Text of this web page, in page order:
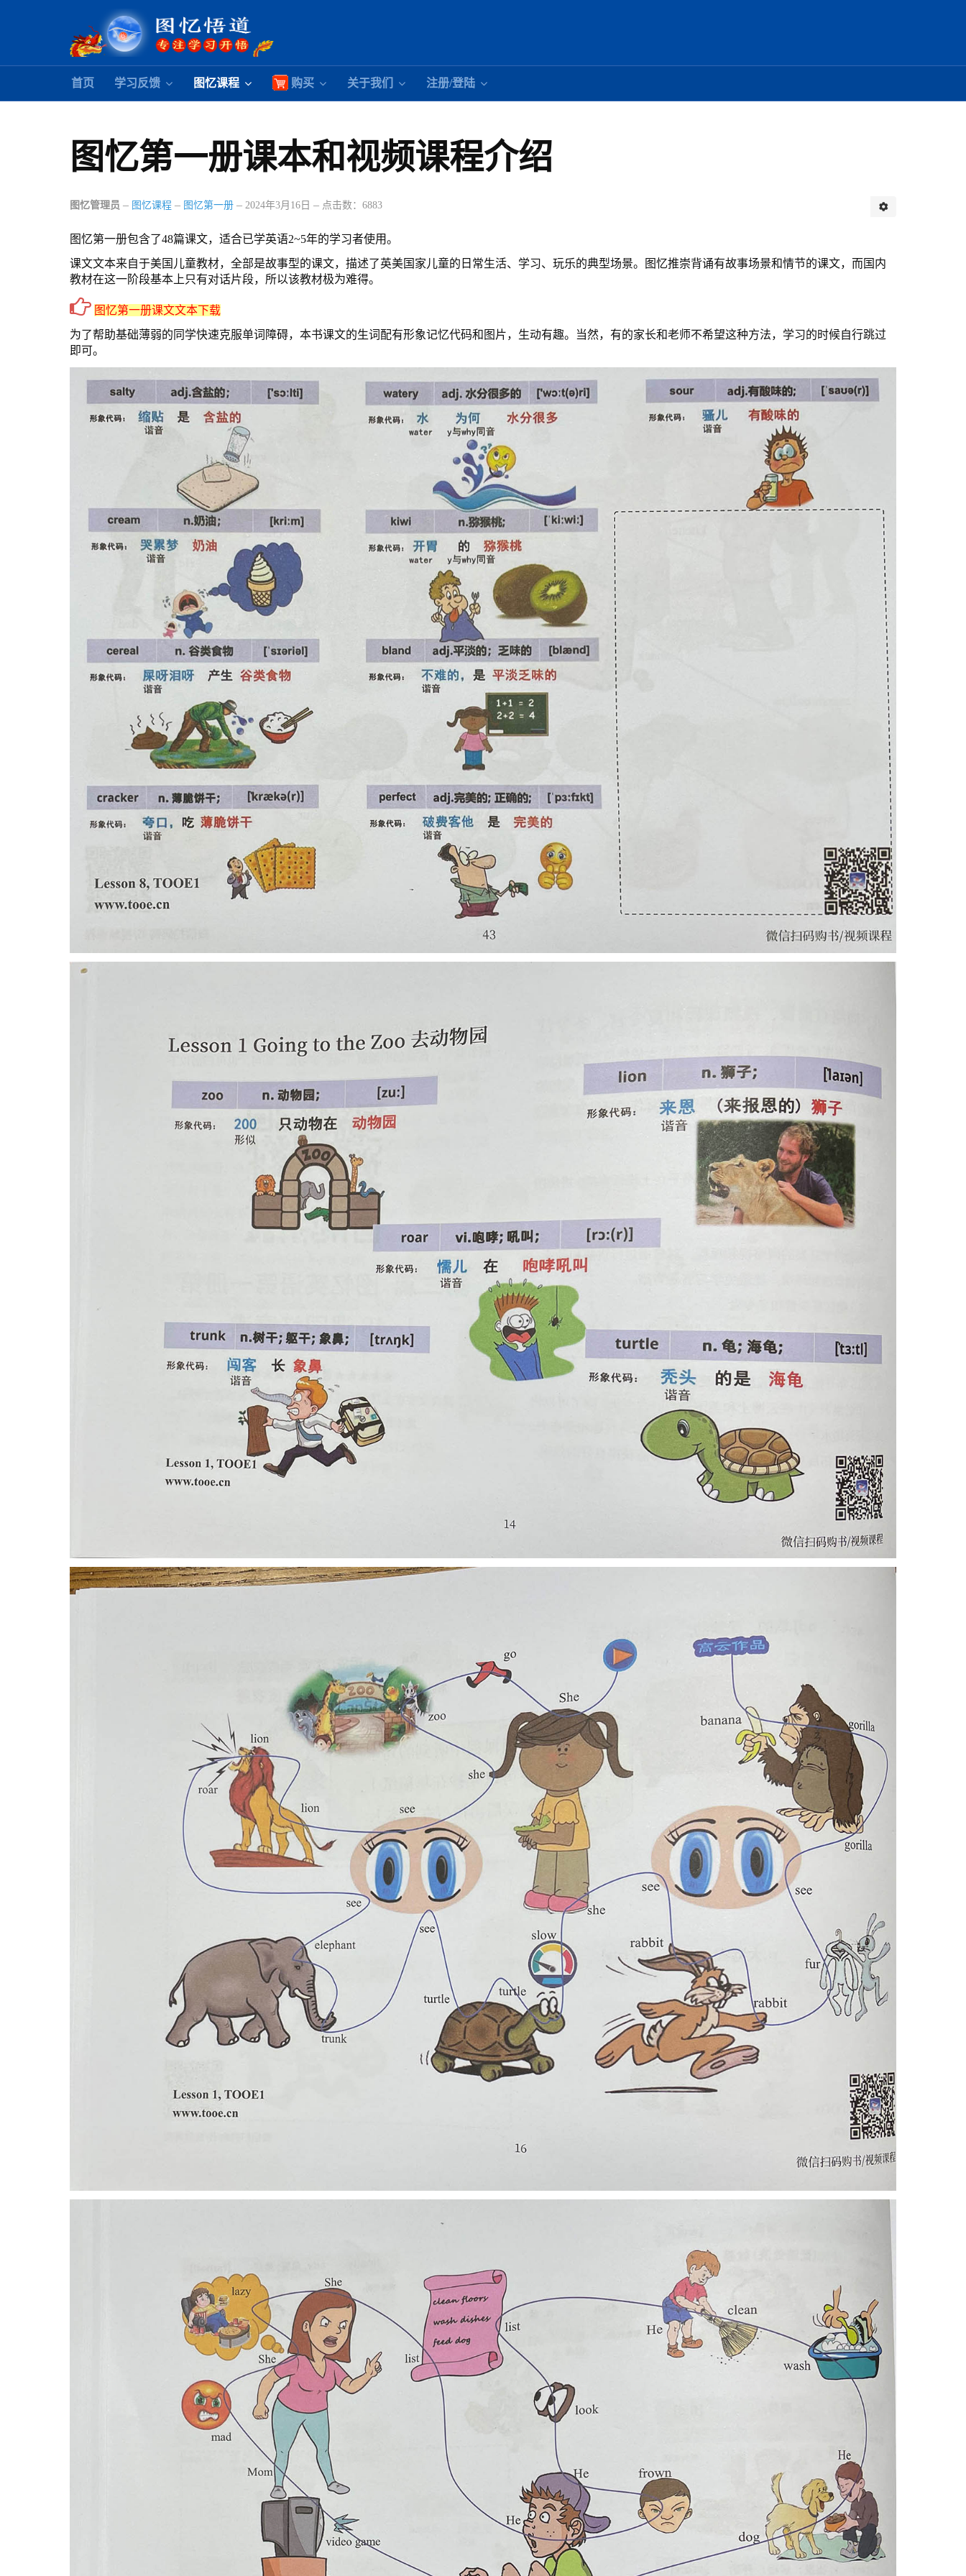
首页 学习反馈 图忆课程 购买 关于我们 注册/登陆
图忆第一册课本和视频课程介绍
图忆管理员 图忆课程 图忆第一册 2024年3月16日 点击数：6883
图忆第一册包含了48篇课文，适合已学英语2~5年的学习者使用。
课文文本来自于美国儿童教材，全部是故事型的课文，描述了英美国家儿童的日常生活、学习、玩乐的典型场景。图忆推崇背诵有故事场景和情节的课文，而国内
教材在这一阶段基本上只有对话片段，所以该教材极为难得。
图忆第一册课文文本下载
为了帮助基础薄弱的同学快速克服单词障碍，本书课文的生词配有形象记忆代码和图片，生动有趣。当然，有的家长和老师不希望这种方法，学习的时候自行跳过
即可。